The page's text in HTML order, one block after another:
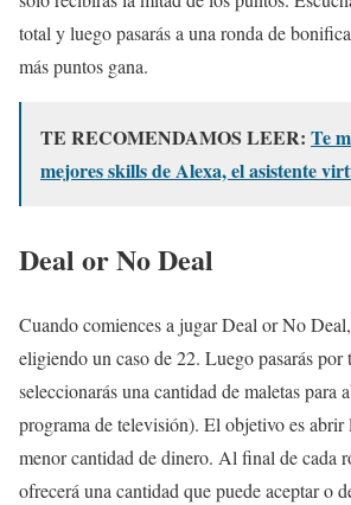
total y luego pasarás a una ronda de
más puntos gana.
TE RECOMENDAMOS LEER: Te
mejores skills de Alexa, el asistente
Deal or No Deal
Cuando comiences a jugar Deal or No
eligiendo un caso de 22. Luego pasarás por
seleccionarás una cantidad de maletas para
programa de televisión). El objetivo es abrir
menor cantidad de dinero. Al final de cada
ofrecerá una cantidad que puede aceptar o